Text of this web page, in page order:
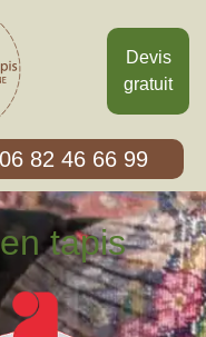
Devis
gratuit
06 82 46 66 99
tapis